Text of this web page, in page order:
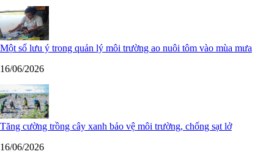
Một số lưu ý trong quản lý môi trường ao nuôi tôm vào mùa mưa
16/06/2026
Tăng cường trồng cây xanh bảo vệ môi trường, chống sạt lở
16/06/2026